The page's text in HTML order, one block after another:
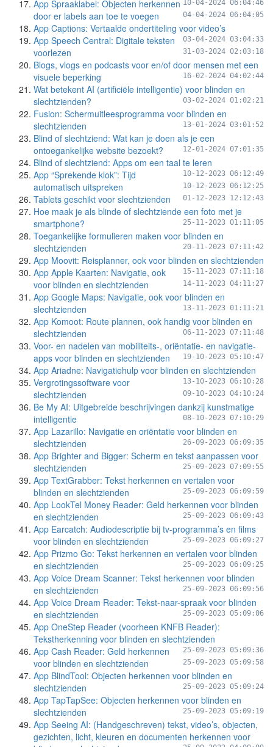
10-04-2024 06:04:46
App Spraaklabel: Objecten herkennen
door er labels aan toe te voegen
04-04-2024 06:04:05
App Captions: Vertaalde ondertiteling voor video’s
03-04-2024 03:04:33
App Speech Central: Digitale teksten
voorlezen
31-03-2024 02:03:18
Blogs, vlogs en podcasts voor en/of door mensen met een
visuele beperking
16-02-2024 04:02:44
Wat betekent AI (artificiële intelligentie) voor blinden en
slechtzienden?
03-02-2024 01:02:21
Fusion: Schermuitleesprogramma voor blinden en
slechtzienden
13-01-2024 03:01:52
Blind of slechtziend: Wat kan je doen als je een
ontoegankelijke website bezoekt?
12-01-2024 07:01:35
Blind of slechtziend: Apps om een taal te leren
10-12-2023 06:12:49
App “Sprekende klok”: Tijd
automatisch uitspreken
10-12-2023 06:12:25
Tablets geschikt voor slechtzienden 01-12-2023 12:12:43
Hoe maak je als blinde of slechtziende een foto met je
smartphone?
25-11-2023 01:11:05
Toegankelijke formulieren maken voor blinden en
slechtzienden
20-11-2023 07:11:42
App Moovit: Reisplanner, ook voor blinden en slechtzienden
15-11-2023 07:11:18
App Apple Kaarten: Navigatie, ook
voor blinden en slechtzienden
14-11-2023 04:11:27
App Google Maps: Navigatie, ook voor blinden en
slechtzienden
13-11-2023 01:11:21
App Komoot: Route plannen, ook handig voor blinden en
slechtzienden
06-11-2023 07:11:48
Voor- en nadelen van mobiliteits-, oriëntatie- en navigatie-
apps voor blinden en slechtzienden
19-10-2023 05:10:47
App Ariadne: Navigatiehulp voor blinden en slechtzienden
13-10-2023 06:10:28
Vergrotingssoftware voor
slechtzienden
09-10-2023 04:10:24
Be My AI: Uitgebreide beschrijvingen dankzij kunstmatige
intelligentie
08-10-2023 07:10:29
App Lazarillo: Navigatie en oriëntatie voor blinden en
slechtzienden
26-09-2023 06:09:35
App Brighter and Bigger: Scherm en tekst aanpassen voor
slechtzienden
25-09-2023 07:09:55
App TextGrabber: Tekst herkennen en vertalen voor
blinden en slechtzienden
25-09-2023 06:09:59
App LookTel Money Reader: Geld herkennen voor blinden
en slechtzienden
25-09-2023 06:09:43
App Earcatch: Audiodescriptie bij tv-programma’s en films
voor blinden en slechtzienden
25-09-2023 06:09:27
App Prizmo Go: Tekst herkennen en vertalen voor blinden
en slechtzienden
25-09-2023 06:09:25
App Voice Dream Scanner: Tekst herkennen voor blinden
en slechtzienden
25-09-2023 06:09:56
App Voice Dream Reader: Tekst-naar-spraak voor blinden
en slechtzienden
25-09-2023 05:09:06
App OneStep Reader (voorheen KNFB Reader):
Tekstherkenning voor blinden en slechtzienden
25-09-2023 05:09:36
App Cash Reader: Geld herkennen
voor blinden en slechtzienden
25-09-2023 05:09:58
App BlindTool: Objecten herkennen voor blinden en
slechtzienden
25-09-2023 05:09:24
App TapTapSee: Objecten herkennen voor blinden en
slechtzienden
25-09-2023 05:09:19
App Seeing AI: (Handgeschreven) tekst, video’s, objecten,
gezichten, licht, kleuren en documenten herkennen voor